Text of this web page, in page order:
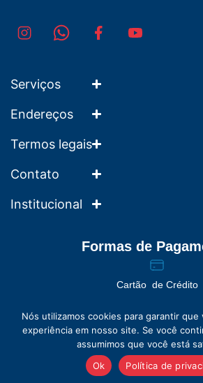
Valores sob
Serviços
Endereços
Termos legais
Contato
Institucional
Formas de
Cartão de Crédito
© França Entre Amigos |
Nós utilizamos cookies para garantir
experiência em nosso site. Se você
assumimos que você está
Ok
Política de